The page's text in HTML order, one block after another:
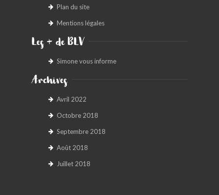
Plan du site
Mentions légales
Les + de BLV
Simone vous informe
Archives
Avril 2022
Octobre 2018
Septembre 2018
Août 2018
Juillet 2018